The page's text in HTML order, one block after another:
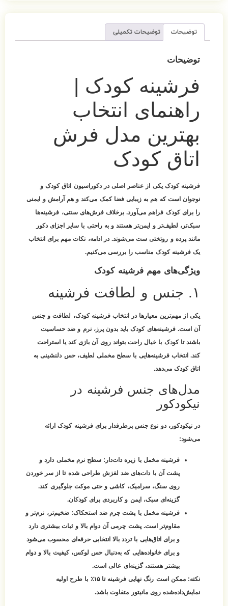
توضیحات توضیحات تکمیلی
توضیحات
فرشینه کودک |
راهنمای انتخاب
بهترین مدل فرش
اتاق کودک
فرشینه کودک یکی از عناصر اصلی در دکوراسیون اتاق کودک و
نوجوان است که هم به زیبایی فضا کمک می‌کند و هم آرامش و ایمنی
را برای کودک فراهم می‌آورد. برخلاف فرش‌های سنتی، فرشینه‌ها
سبک‌تر، لطیف‌تر و ایمن‌تر هستند و به راحتی با سایر اجزای دکور
مانند پرده و روتختی ست می‌شوند. در ادامه، نکات مهم برای انتخاب
یکفرشینه کودک مناسب را بررسی می‌کنیم.
ویژگی‌های مهم فرشینه کودک
۱. جنس و لطافت فرشینه
یکی از مهم‌ترین معیارها در انتخاب فرشینه کودک، لطافت و جنس
آن است. فرشینه‌های کودک باید بدون پرز، نرم و ضد حساسیت
باشند تا کودک با خیال راحت بتواند روی آن بازی کند یا استراحت
کند. انتخاب فرشینه‌هایی با سطح مخملی لطیف، حس دلنشینی به
اتاق کودک می‌دهد.
مدل‌های جنس فرشینه در
نیکودکور
در نیکودکور، دو نوع جنس پرطرفدار برای فرشینه کودک ارائه
می‌شود:
فرشینه مخمل با زیره دات‌دار: سطح نرم مخملی دارد و
پشت آن با دات‌های ضد لغزش طراحی شده تا از سر خوردن
روی سنگ، سرامیک، کاشی و حتی موکت جلوگیری کند.
گزینه‌ای سبک، ایمن و کاربردی برای کودکان.
فرشینه مخمل با پشت چرم ضد استحکاک: ضخیم‌تر، نرم‌تر و
مقاوم‌تر است. پشت چرمی آن دوام بالا و ثبات بیشتری دارد
و برای اتاق‌هایی با تردد بالا انتخابی حرفه‌ای محسوب می‌شود
و برای خانواده‌هایی که به‌دنبال حس لوکس، کیفیت بالا و دوام
بیشتر هستند، گزینه‌ای عالی است.
نکته:
ممکن است رنگ نهایی فرشینه تا ۱۵٪ با طرح اولیه
نمایش‌داده‌شده روی مانیتور متفاوت باشد.